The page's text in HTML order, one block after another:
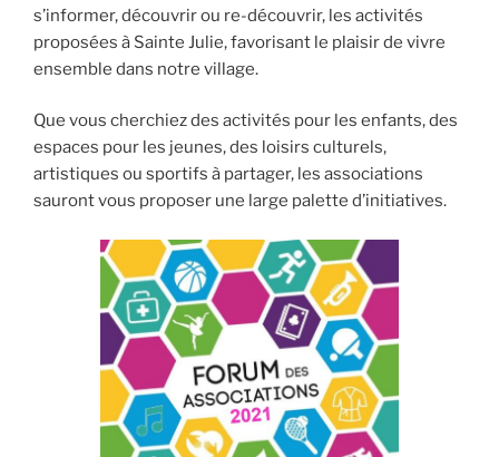
s’informer, découvrir ou re-découvrir, les activités
proposées à Sainte Julie, favorisant le plaisir de vivre
ensemble dans notre village.
Que vous cherchiez des activités pour les enfants, des
espaces pour les jeunes, des loisirs culturels,
artistiques ou sportifs à partager, les associations
sauront vous proposer une large palette d’initiatives.